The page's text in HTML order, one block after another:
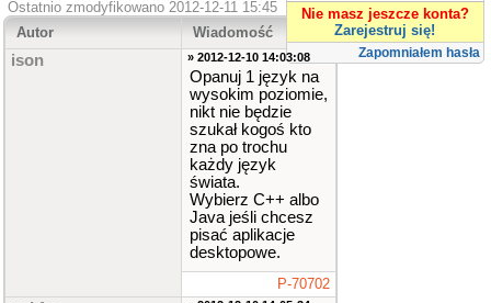
Nie masz jeszcze konta?
Zarejestruj się!
Zapomniałem hasła
Ostatnio zmodyfikowano 2012-12-11 15:45
Autor
Wiadomość
ison » 2012-12-10 14:03:08
Opanuj 1 język na
wysokim poziomie,
nikt nie będzie
szukał kogoś kto
zna po trochu
każdy język
świata.
Wybierz C++ albo
Java jeśli chcesz
pisać aplikacje
desktopowe.
P-70702